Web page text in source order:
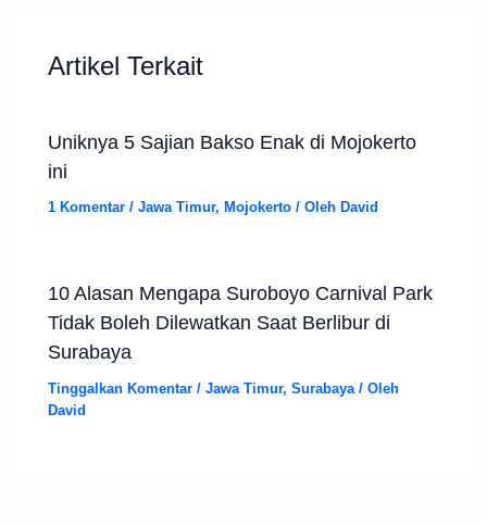
Artikel Terkait
Uniknya 5 Sajian Bakso Enak di Mojokerto
ini
1 Komentar /Jawa Timur, Mojokerto / Oleh David
10 Alasan Mengapa Suroboyo Carnival Park
Tidak Boleh Dilewatkan Saat Berlibur di
Surabaya
Tinggalkan Komentar /Jawa Timur,Surabaya / Oleh
David